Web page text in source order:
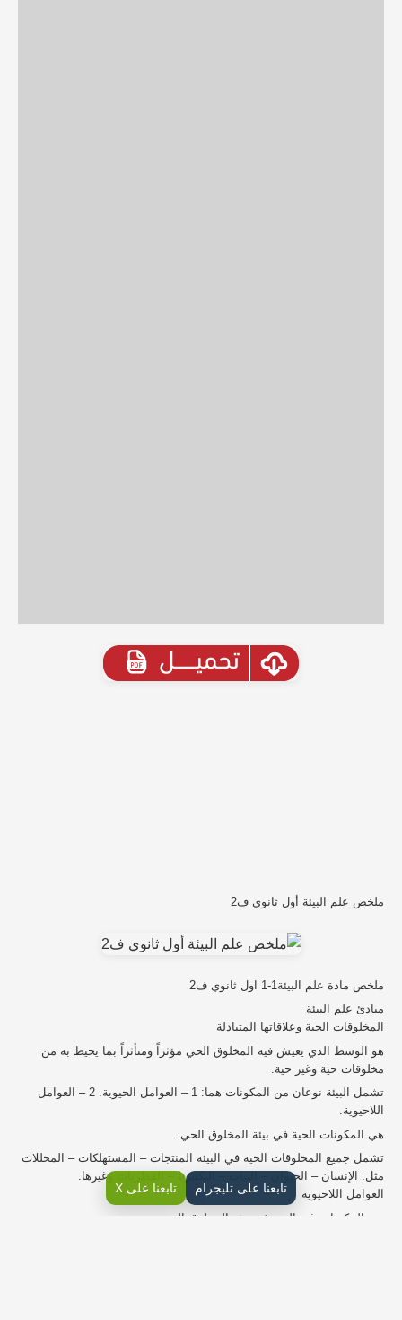
ملخص علم البيئة أول ثانوي ف2
ملخص مادة علم البيئة1-1 اول ثانوي ف2
مبادئ علم البيئة
المخلوقات الحية وعلاقاتها المتبادلة
هو الوسط الذي يعيش فيه المخلوق الحي مؤثراً ومتأثراً بما يحيط به من
مخلوقات حية وغير حية.
تشمل البيئة نوعان من المكونات هما: 1 – العوامل الحيوية. 2 – العوامل
اللاحيوية.
هي المكونات الحية في بيئة المخلوق الحي.
تشمل جميع المخلوقات الحية في البيئة المنتجات – المستهلكات – المحللات
مثل: الإنسان – الحيوان – النبات – البكتيريا – الفطريات وغيرها.
العوامل اللاحيوية
هي المكونات غير الحية في بيئة المخلوق الحي.
تابعنا على تليجرام تابعنا على X